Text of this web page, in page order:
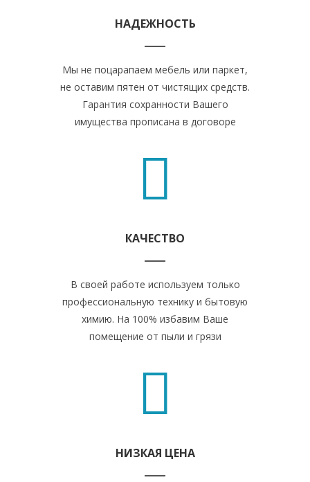
НАДЕЖНОСТЬ
Мы не поцарапаем мебель или паркет,
не оставим пятен от чистящих средств.
Гарантия сохранности Вашего
имущества прописана в договоре
КАЧЕСТВО
В своей работе используем только
профессиональную технику и бытовую
химию. На 100% избавим Ваше
помещение от пыли и грязи
НИЗКАЯ ЦЕНА